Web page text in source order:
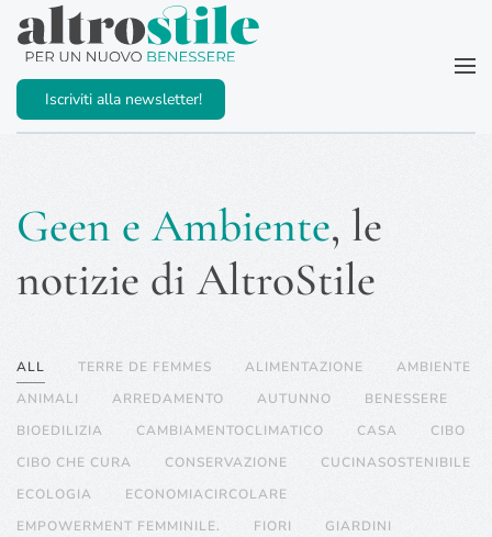
Passa al contenuto principale
Iscriviti alla newsletter!
Geen e Ambiente, le
notizie di AltroStile
ALL TERRE DE FEMMES ALIMENTAZIONE
AMBIENTE
ANIMALI
ARREDAMENTO AUTUNNO
BENESSERE
BIOEDILIZIA
CAMBIAMENTOCLIMATICO CASA
CIBO
CIBO CHE CURA
CONSERVAZIONE
CUCINASOSTENIBILE
ECOLOGIA
ECONOMIACIRCOLARE
EMPOWERMENT FEMMINILE.
FIORI
GIARDINI